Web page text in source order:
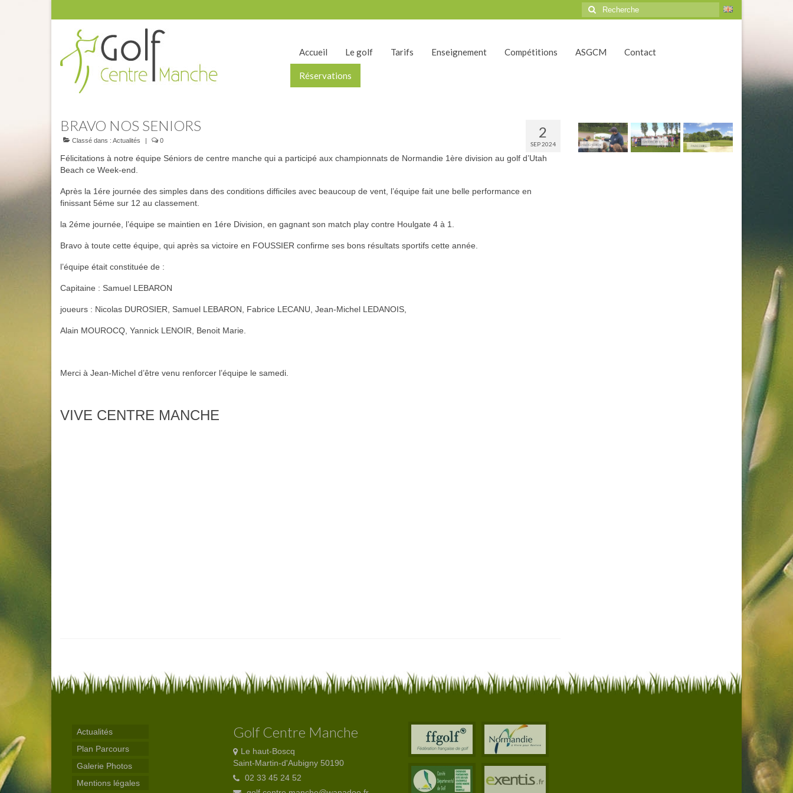
Rechercher
:
Accueil Le golf Tarifs Enseignement Compétitions ASGCM Contact
Réservations
2
SEP 2024
BRAVO NOS SENIORS
Classé dans : Actualités | 0
Félicitations à notre équipe Séniors de centre manche qui a participé aux championnats de Normandie 1ère division au golf d’Utah
Beach ce Week-end.
Après la 1ére journée des simples dans des conditions difficiles avec beaucoup de vent, l’équipe fait une belle performance en
finissant 5éme sur 12 au classement.
la 2éme journée, l’équipe se maintien en 1ére Division, en gagnant son match play contre Houlgate 4 à 1.
Bravo à toute cette équipe, qui après sa victoire en FOUSSIER confirme ses bons résultats sportifs cette année.
l’équipe était constituée de :
Capitaine : Samuel LEBARON
joueurs : Nicolas DUROSIER, Samuel LEBARON, Fabrice LECANU, Jean-Michel LEDANOIS,
Alain MOUROCQ, Yannick LENOIR, Benoit Marie.
Merci à Jean-Michel d’être venu renforcer l’équipe le samedi.
VIVE CENTRE MANCHE
Actualités
Plan Parcours
Galerie Photos
Mentions légales
Golf Centre Manche
Le haut-Boscq
Saint-Martin-d'Aubigny 50190
02 33 45 24 52